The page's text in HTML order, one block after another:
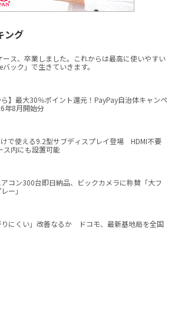
ング
ス、卒業しました。これからは最高に使いやすい
バック」で生きていきます。
ら】最大30％ポイント還元！PayPay自治体キャンペ
年8月開始分
けで使える9.2型サブディスプレイ登場 HDMI不要
ス内にも設置可能
コン300台即日納品、ビックカメラに称賛「大フ
ー」
りにくい」改善なるか ドコモ、最新基地局を全国